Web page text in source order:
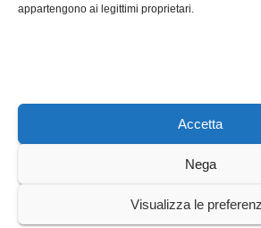
appartengono ai legittimi proprietari.
Accetta
Nega
Visualizza le
Sviluppato con orgoglio da WordPress
Themeansar.